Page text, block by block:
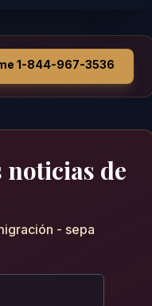
1-844-967-3536
de
- sepa